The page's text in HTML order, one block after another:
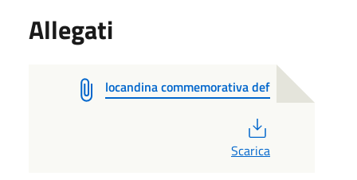
Allegati
locandina commemorativa def
Scarica